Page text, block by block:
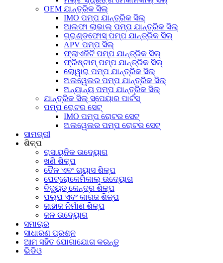
OEM ଯାନ୍ତ୍ରିକ ସିଲ୍
IMO ପମ୍ପ ଯାନ୍ତ୍ରିକ ସିଲ୍
ଆଲଫା ଲାଭାଲ୍ ପମ୍ପ ଯାନ୍ତ୍ରିକ ସିଲ୍
ଗ୍ରାଣ୍ଡଫୋସ୍ ପମ୍ପ ଯାନ୍ତ୍ରିକ ସିଲ୍
APV ପମ୍ପ ସିଲ୍
ଫ୍ଲାଏଜିଟି ପମ୍ପ ଯାନ୍ତ୍ରିକ ସିଲ୍
ଫ୍ରିଷ୍ଟାମ୍ ପମ୍ପ ଯାନ୍ତ୍ରିକ ସିଲ୍
ଲୋୱାରା ପମ୍ପ ଯାନ୍ତ୍ରିକ ସିଲ୍
ଅଲୱେଲର ପମ୍ପ ଯାନ୍ତ୍ରିକ ସିଲ୍
ଅନ୍ୟାନ୍ୟ ପମ୍ପ ଯାନ୍ତ୍ରିକ ସିଲ୍
ଯାନ୍ତ୍ରିକ ସିଲ୍ ସ୍ପେୟାର ପାର୍ଟସ୍
ପମ୍ପ ରୋଟର ସେଟ୍
IMO ପମ୍ପ ରୋଟର ସେଟ୍
ଅଲୱେଲର ପମ୍ପ ରୋଟର ସେଟ୍
ସାମଗ୍ରୀ
ଶିଳ୍ପ
ରାସାୟନିକ ଉଦ୍ୟୋଗ
ଖଣି ଶିଳ୍ପ
ତୈଳ ଏବଂ ଗ୍ୟାସ ଶିଳ୍ପ
ପେଟ୍ରୋକେମିକାଲ୍ ଉଦ୍ୟୋଗ
ବିଦ୍ୟୁତ୍ କେନ୍ଦ୍ର ଶିଳ୍ପ
ପଲ୍ପ ଏବଂ କାଗଜ ଶିଳ୍ପ
ଜାହାଜ ନିର୍ମାଣ ଶିଳ୍ପ
ଜଳ ଉଦ୍ୟୋଗ
ସମାଚାର
ସାଧାରଣ ପ୍ରଶ୍ନ
ଆମ ସହିତ ଯୋଗାଯୋଗ କରନ୍ତୁ
ଭିଡିଓ